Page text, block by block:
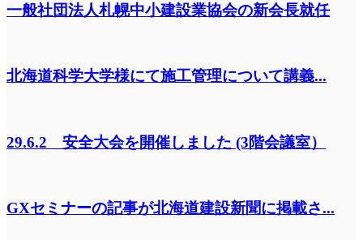
一般社団法人札幌中小建設業協会の新会長就任
北海道科学大学様にて施工管理について講義...
29.6.2 安全大会を開催しました (3階会議室）
GXセミナーの記事が北海道建設新聞に掲載さ...